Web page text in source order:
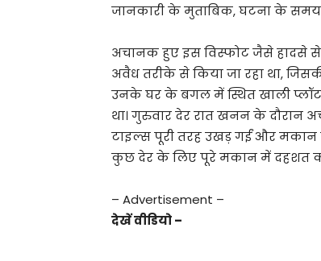
जानकारी के मुताबिक, घटना के
अचानक हुए इस विस्फोट जैसे हादसे से
अवैध तरीके से किया जा रहा था,
उनके घर के बगल में स्थित खाली प्लॉट
था। गुरुवार देर रात खनन के दौरान
टाइल्स पूरी तरह उखड़ गईं और मकान
कुछ देर के लिए पूरे मकान में दहशत
– Advertisement –
देखें वीडियो –